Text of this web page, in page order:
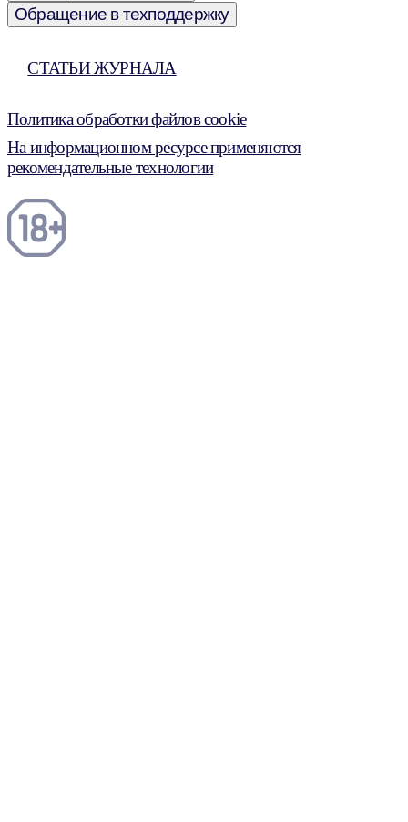
Обращение в техподдержку
СТАТЬИ ЖУРНАЛА
Политика обработки файлов cookie
На информационном ресурсе применяются
рекомендательные технологии